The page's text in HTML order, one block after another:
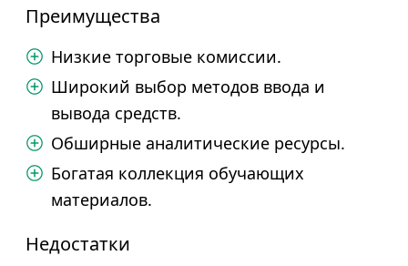
Преимущества
Низкие торговые комиссии.
Широкий выбор методов ввода и
вывода средств.
Обширные аналитические ресурсы.
Богатая коллекция обучающих
материалов.
Недостатки